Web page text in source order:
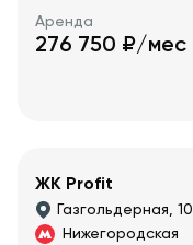
Аренда
276 750 ₽/мес
ЖК Profit
Газгольдерная, 10
Нижегородская